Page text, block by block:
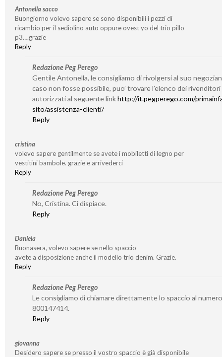
Antonella sacco
Buongiorno volevo sapere se sono disponibili i pezzi di
ricambio per il sediolino auto oppure ovest yo del trio pillo
p3….grazie
Reply
Redazione Peg Perego
Gentile Antonella, le consigliamo di rivolgersi al suo
caso non fosse possibile, puo’ trovare l’elenco dei rivenditori
autorizzati al seguente linkhttp://it.pegperego.com/
sito/assistenza-clienti/
Reply
cristina
volevo sapere gentilmente se avete i mobiletti di legno per
vestitini bambole. grazie e arrivederci
Reply
Redazione Peg Perego
No, Cristina. Ci dispiace.
Reply
Daniela
Buonasera, volevo sapere se nello spaccio
avete a disposizione anche il modello trio denim. Grazie.
Reply
Redazione Peg Perego
Le consigliamo di chiamare direttamente lo spaccio al
800147414.
Reply
giovanna
Desidero sapere se presso il vostro spaccio è già disponibile